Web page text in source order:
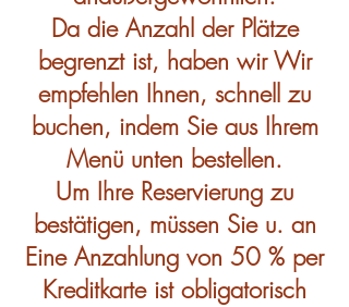
Da die Anzahl der Plätze
begrenzt ist, haben wirWir
empfehlen Ihnen, schnell zu
buchen, indem Sie aus Ihrem
Menü unten bestellen.
Um Ihre Reservierung zu
bestätigen, müssen Sie u. an
Eine Anzahlung von 50 % per
Kreditkarte ist obligatorisch